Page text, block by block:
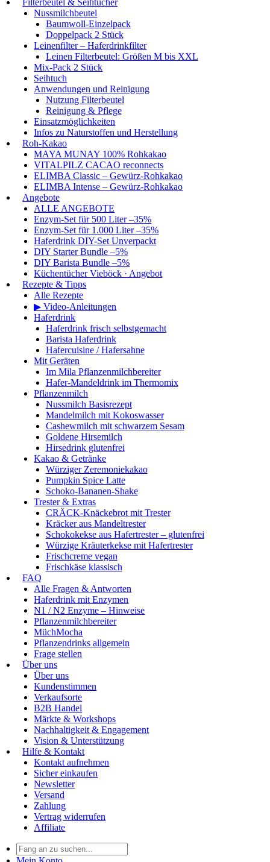
Nussmilchbeutel
Baumwoll-Einzelpack
Doppelpack 2 Stück
Leinenfilter – Haferdrinkfilter
Leinen Filterbeutel: Größen M bis XXL
Mix-Pack 2 Stück
Seihtuch
Anwendungen und Reinigung
Nutzung Filterbeutel
Reinigung & Pflege
Einsatzmöglichkeiten
Infos zu Naturstoffen und Herstellung
Roh-Kakao
MAYA MUNAY 100% Rohkakao
VITALPILZ CACAO reconnects
ELIMBA Classic – Gewürz-Rohkakao
ELIMBA Intense – Gewürz-Rohkakao
Angebote
ALLE ANGEBOTE
Enzym-Set für 500 Liter –35%
Enzym-Set für 1.000 Liter –35%
Haferdrink DIY-Set Unverpackt
DIY Starter Bundle –5%
DIY Barista Bundle –5%
Küchentücher Vieböck · Angebot
Rezepte & Tipps
Alle Rezepte
▶ Video-Anleitungen
Haferdrink
Haferdrink frisch selbstgemacht
Barista Haferdrink
Hafercuisine / Hafersahne
Mit Geräten
Im Mila Pflanzenmilchbereiter
Hafer-Mandeldrink im Thermomix
Pflanzenmilch
Nussmilch Basisrezept
Mandelmilch mit Kokoswasser
Cashewmilch mit schwarzem Sesam
Goldene Hirsemilch
Hirsedrink glutenfrei
Kakao & Getränke
Würziger Zeremoniekakao
Pumpkin Spice Latte
Schoko-Bananen-Shake
Trester & Extras
CRÄCK-Knäckebrot mit Trester
Kräcker aus Mandeltrester
Schokokekse aus Hafertrester – glutenfrei
Würzige Kräuterkekse mit Hafertrester
Frischcreme vegan
Frischkäse klassisch
FAQ
Alle Fragen & Antworten
Haferdrink mit Enzymen
N1 / N2 Enzyme – Hinweise
Pflanzenmilchbereiter
MüchMocha
Pflanzendrinks allgemein
Frage stellen
Über uns
Über uns
Kundenstimmen
Verkaufsorte
B2B Handel
Märkte & Workshops
Nachhaltigkeit & Engagement
Vision & Unterstützung
Hilfe & Kontakt
Kontakt aufnehmen
Sicher einkaufen
Newsletter
Versand
Zahlung
Vertrag widerrufen
Affiliate